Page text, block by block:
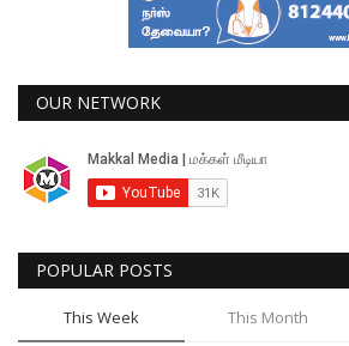
OUR NETWORK
POPULAR POSTS
This Week This Month